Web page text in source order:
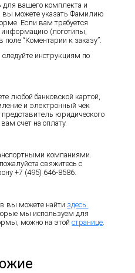
для вашего комплекта и
можете указать Фамилию
Если вам требуется
информацию (логотипы,
“Коментарии к заказу”.
следуйте инструкциям по
любой банковской картой,
и электронный чек
юридического
счет на оплату.
компаниями.
свяжитесь с
+7 (495) 646-8586.
вы можете найти здесь.
мы используем для
можно на этойстранице.